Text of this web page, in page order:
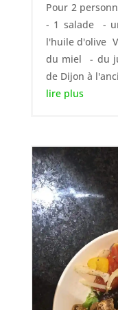
Pour 2
- 1 salade -
l'huile d'olive
du miel - du
de Dijon à
lire plus